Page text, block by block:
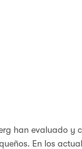
han evaluado y
En los